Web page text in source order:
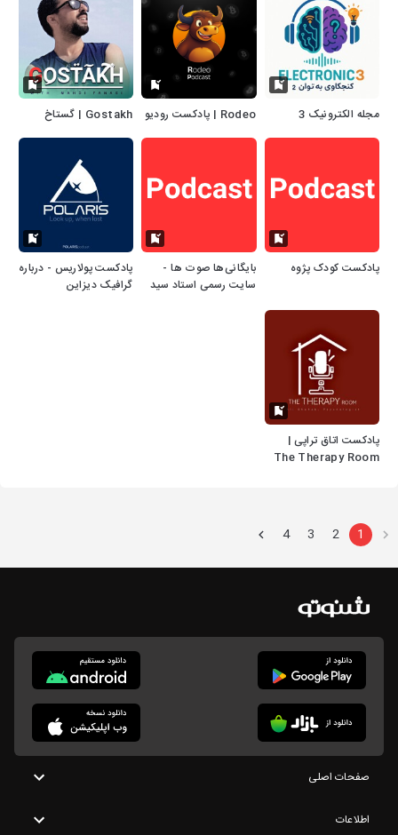
مجله الکترونیک 3 Rodeo | پادکست رودیو Gostakh | گستاخ
پادکست کودک پژوه
بایگانی‌ها صوت ها -
سایت رسمی استاد سید
پادکست پولاریس - درباره
گرافیک دیزاین
پادکست اتاق تراپی |
The Therapy Room
1
2
3
4
صفحات اصلی
اطلاعات